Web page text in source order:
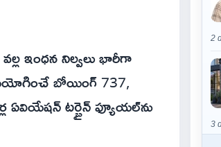
ఇంధన నిల్వలు భారీగా
బోయింగ్ 737,
ఏవియేషన్ టర్బైన్ ఫ్యూయల్‌ను
2
3